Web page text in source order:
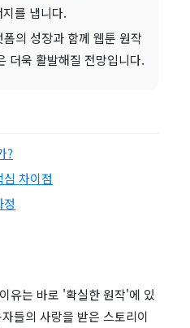
를 냅니다.
의 성장과 함께 웹툰 원작
더욱 활발해질 전망입니다.
?
차이점
유는 바로 '확실한 원작'에 있
들의 사랑을 받은 스토리이